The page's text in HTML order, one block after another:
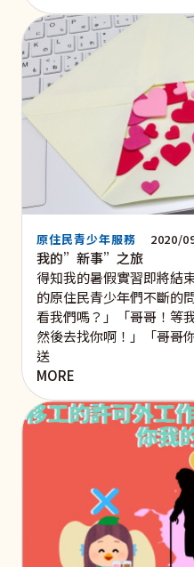
原住民青少年服務 2020/
我的”新事”之旅
得知我的暑假實習即將結
的原住民青少年們不斷的
看我們嗎？」「哥哥！等
然後去找你啊！」「哥哥
送
MORE